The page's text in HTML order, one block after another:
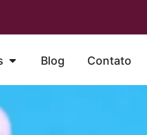
Blog Contato